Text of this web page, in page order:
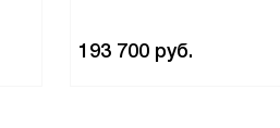
193 700 руб.